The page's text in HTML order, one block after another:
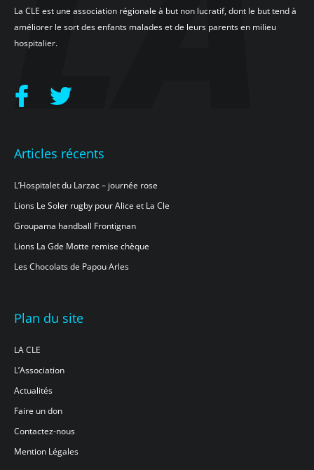
La CLE est une association régionale à but non lucratif, dont le but tend à
améliorer le sort des enfants malades et de leurs parents en milieu
hospitalier.
Articles récents
L’Hospitalet du Larzac – journée rose
Lions Le Soler rugby pour Alice et La Cle
Groupama handball Frontignan
Lions La Gde Motte remise chèque
Les Chocolats de Papou Arles
Plan du site
LA CLE
L’Association
Actualités
Faire un don
Contactez-nous
Mention Légales